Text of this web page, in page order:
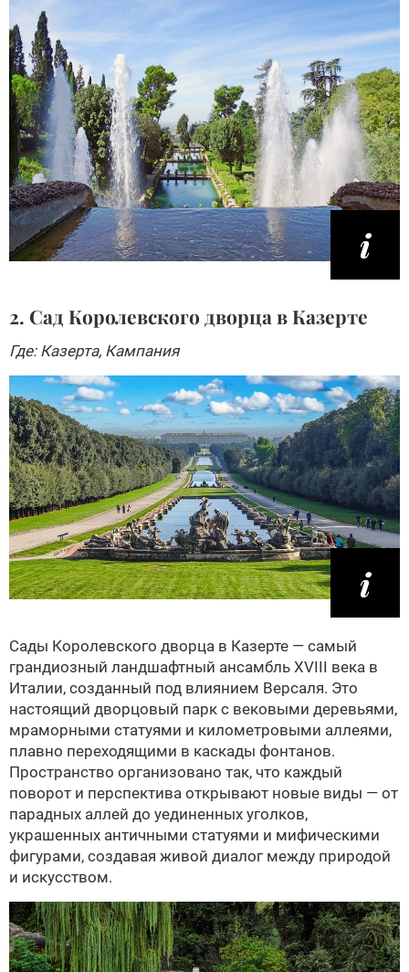
2. Сад Королевского дворца в Казерте
Где: Казерта, Кампания
Сады Королевского дворца в Казерте — самый
грандиозный ландшафтный ансамбль XVIII века в
Италии, созданный под влиянием Версаля. Это
настоящий дворцовый парк с вековыми деревьями,
мраморными статуями и километровыми аллеями,
плавно переходящими в каскады фонтанов.
Пространство организовано так, что каждый
поворот и перспектива открывают новые виды — от
парадных аллей до уединенных уголков,
украшенных античными статуями и мифическими
фигурами, создавая живой диалог между природой
и искусством.